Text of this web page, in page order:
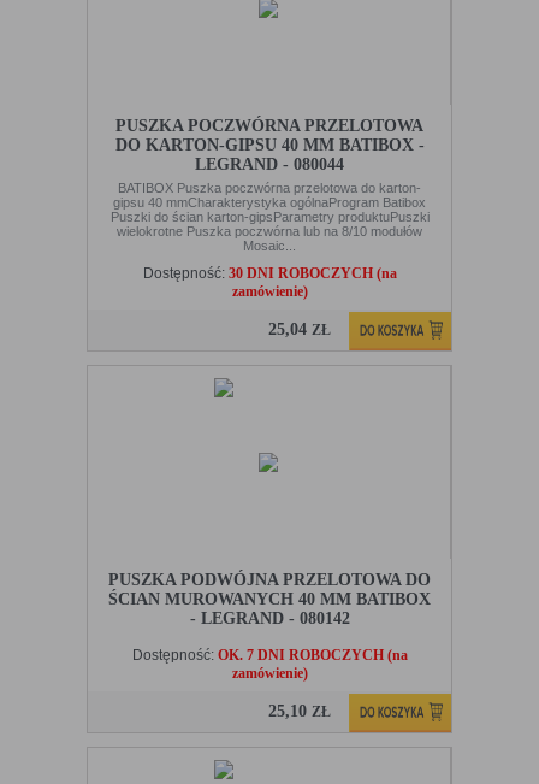
PUSZKA POCZWÓRNA PRZELOTOWA
DO KARTON-GIPSU 40 MM BATIBOX -
LEGRAND - 080044
BATIBOX Puszka poczwórna przelotowa do karton-
gipsu 40 mmCharakterystyka ogólnaProgram Batibox
Puszki do ścian karton-gipsParametry produktuPuszki
wielokrotne Puszka poczwórna lub na 8/10 modułów
Mosaic...
Dostępność: 30 DNI ROBOCZYCH (na
zamówienie)
25,04ZŁ
PUSZKA PODWÓJNA PRZELOTOWA DO
ŚCIAN MUROWANYCH 40 MM BATIBOX
- LEGRAND - 080142
Dostępność: OK. 7 DNI ROBOCZYCH (na
zamówienie)
25,10ZŁ